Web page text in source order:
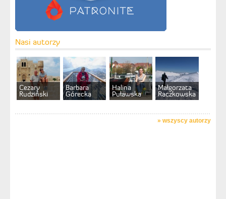
Nasi autorzy
Cezary
Rudziński
Barbara
Górecka
Halina
Puławska
Małgorzata
Raczkowska
» wszyscy autorzy